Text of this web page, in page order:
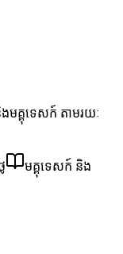
មគ្គុទេសក៍ តាមរយៈ
មគ្គុទេសក៍ និង